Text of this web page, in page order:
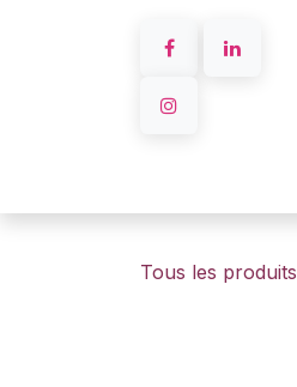
Tous les produits